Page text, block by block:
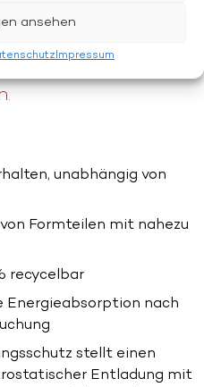
ansehen
Impressum
unabhängig von
Formteilen mit nahezu
recycelbar
Energieabsorption nach
stellt einen
Entladung mit